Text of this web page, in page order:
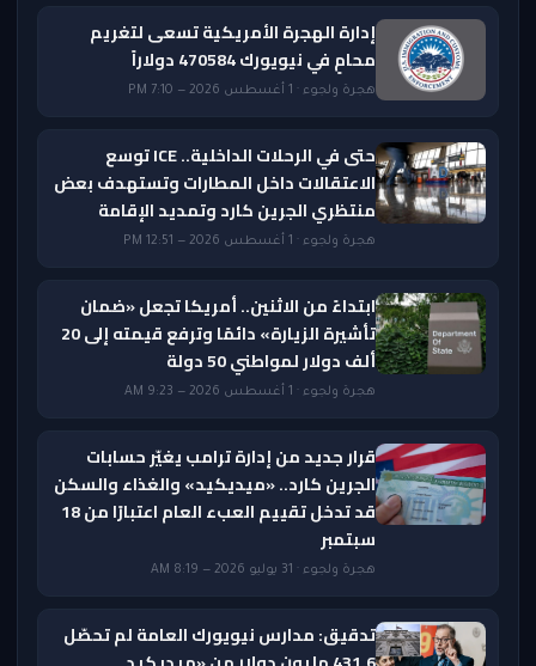
إدارة الهجرة الأمريكية تسعى لتغريم
محامٍ في نيويورك 470584 دولاراً
هجرة ولجوء · 1 أغسطس 2026 — 7:10 PM
حتى في الرحلات الداخلية.. ICE توسع
الاعتقالات داخل المطارات وتستهدف بعض
منتظري الجرين كارد وتمديد الإقامة
هجرة ولجوء · 1 أغسطس 2026 — 12:51 PM
ابتداءً من الاثنين.. أمريكا تجعل «ضمان
تأشيرة الزيارة» دائمًا وترفع قيمته إلى 20
ألف دولار لمواطني 50 دولة
هجرة ولجوء · 1 أغسطس 2026 — 9:23 AM
قرار جديد من إدارة ترامب يغيّر حسابات
الجرين كارد.. «ميديكيد» والغذاء والسكن
قد تدخل تقييم العبء العام اعتبارًا من 18
سبتمبر
هجرة ولجوء · 31 يوليو 2026 — 8:19 AM
تدقيق: مدارس نيويورك العامة لم تحصّل